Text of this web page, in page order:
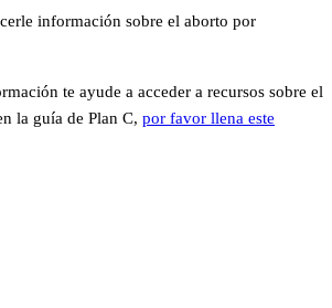
información sobre el aborto por
te ayude a acceder a recursos sobre el
la guía de Plan C, por favor llena este